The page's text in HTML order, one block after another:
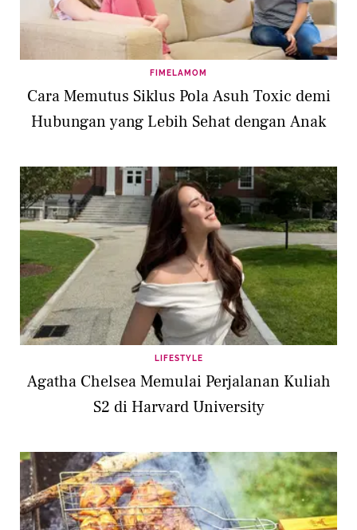
FIMELAMOM
Cara Memutus Siklus Pola Asuh Toxic demi
Hubungan yang Lebih Sehat dengan Anak
LIFESTYLE
Agatha Chelsea Memulai Perjalanan Kuliah
S2 di Harvard University